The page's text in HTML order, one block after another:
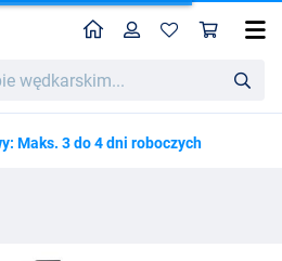
HomeProfil
Maks. 3 do 4 dni roboczych
Savage Gear Thoriz Kołowrotek Spinningowy
480.23